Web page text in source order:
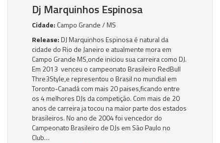
Dj Marquinhos Espinosa
Cidade: Campo Grande / MS
Release:DJ Marquinhos Espinosa é natural da
cidade do Rio de Janeiro e atualmente mora em
Campo Grande MS,onde iniciou sua carreira como DJ.
Em 2013 venceu o campeonato Brasileiro RedBull
Thre3Style,e representou o Brasil no mundial em
Toronto-Canadá com mais 20 paises,ficando entre
os 4 melhores DJs da competição. Com mais de 20
anos de carreira ja tocou na maior parte dos estados
brasileiros. No ano de 2004 foi vencedor do
Campeonato Brasileiro de DJs em São Paulo no
Club…